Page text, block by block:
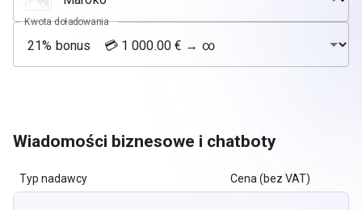
Kwota doładowania
Wiadomości biznesowe i chatboty
Typ nadawcy Cena (bez VAT)